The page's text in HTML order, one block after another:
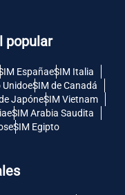
popular
EspañaeSIM Italia
UnidoeSIM de Canadá
JapóneSIM Vietnam
eSIM Arabia Saudita
eSIM Egipto